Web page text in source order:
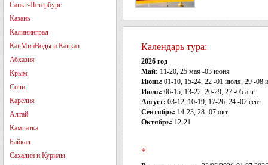
Санкт-Петербург
Казань
Калининград
КавМинВоды и Кавказ
Абхазия
Крым
Сочи
Карелия
Алтай
Камчатка
Байкал
Сахалин и Курилы
Календарь тура:
2026 год
Май: 11-20, 25 мая -03 июня
Июнь: 01-10, 15-24, 22 -01 июля, 29 -08
Июль: 06-15, 13-22, 20-29, 27 -05 авг.
Август: 03-12, 10-19, 17-26, 24 -02 сент.
Сентябрь: 14-23, 28 -07 окт.
Октябрь: 12-21
*